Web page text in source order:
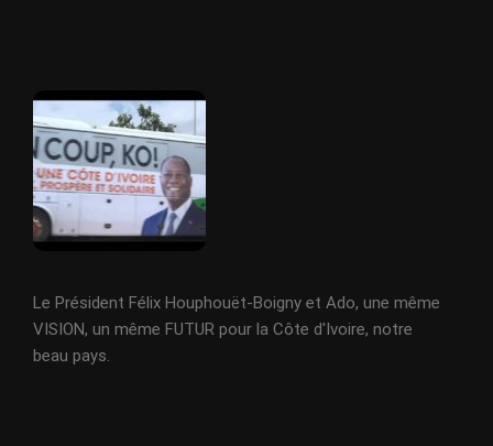
Le Président Félix Houphouët-Boigny et Ado, une même
VISION, un même FUTUR pour la Côte d'Ivoire, notre
beau pays.